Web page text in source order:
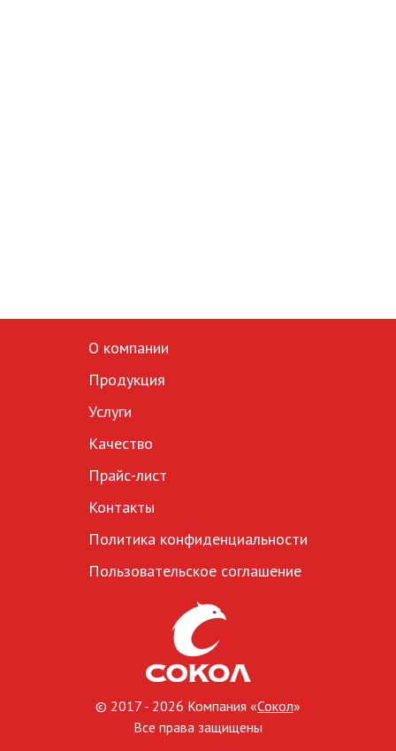
О компании
Продукция
Услуги
Качество
Прайс-лист
Контакты
Политика конфиденциальности
Пользовательское соглашение
© 2017 - 2026 Компания «Сокол»
Все права защищены